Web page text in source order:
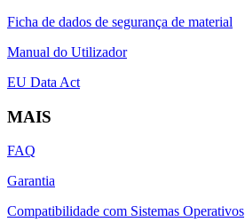
Ficha de dados de segurança de material
Manual do Utilizador
EU Data Act
MAIS
FAQ
Garantia
Compatibilidade com Sistemas Operativos